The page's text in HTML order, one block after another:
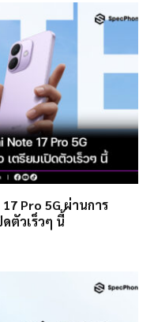
Pro 5G ผ่านการ
ตัวเร็วๆ นี้